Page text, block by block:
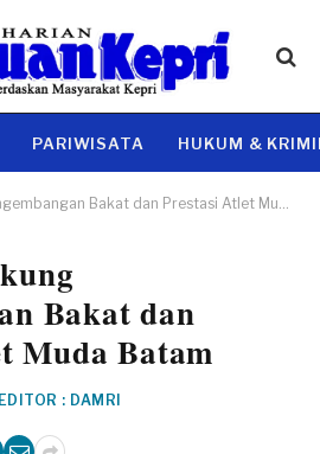
PARIWISATA HUKUM &
Bakat dan Prestasi Atlet Muda Batam
Bakat dan
Muda Batam
EDITOR : DAMRI